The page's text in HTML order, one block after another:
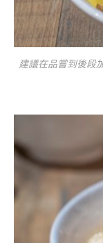
建議在品嘗到後段